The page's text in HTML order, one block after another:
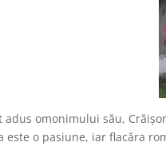
adus omonimului său,
este o pasiune, iar flacăra